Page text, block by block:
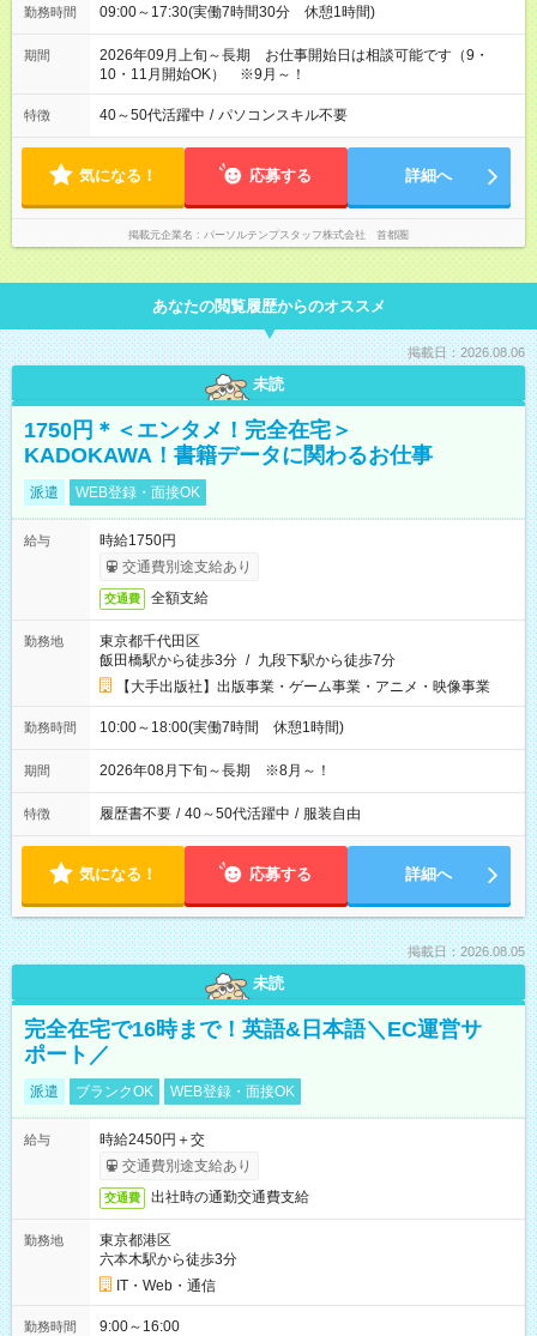
勤務時間 09:00～17:30(実働7時間30分 休憩1時間)
期間
2026年09月上旬～長期 お仕事開始日は相談可能です（9・
10・11月開始OK） ※9月～！
特徴 40～50代活躍中 / パソコンスキル不要
気になる！ 応募する 詳細へ
掲載元企業名 パーソルテンプスタッフ株式会社 首都圏
あなたの閲覧履歴からのオススメ
掲載日：2026.08.06
未読
1750円＊＜エンタメ！完全在宅＞
KADOKAWA！書籍データに関わるお仕事
派遣 WEB登録・面接OK
給与
時給1750円
交通費別途支給あり
交通費 全額支給
勤務地
東京都千代田区
飯田橋駅から徒歩3分 / 九段下駅から徒歩7分
【大手出版社】出版事業・ゲーム事業・アニメ・映像事業
勤務時間 10:00～18:00(実働7時間 休憩1時間)
期間 2026年08月下旬～長期 ※8月～！
特徴 履歴書不要 / 40～50代活躍中 / 服装自由
気になる！ 応募する 詳細へ
掲載日：2026.08.05
未読
完全在宅で16時まで！英語&日本語＼EC運営サ
ポート／
派遣 ブランクOK WEB登録・面接OK
給与
時給2450円＋交
交通費別途支給あり
交通費 出社時の通勤交通費支給
勤務地
東京都港区
六本木駅から徒歩3分
IT・Web・通信
勤務時間 9:00～16:00